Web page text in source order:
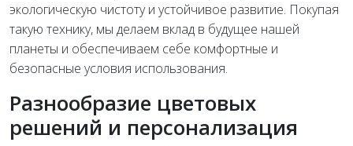
экологическую чистоту и устойчивое развитие. Покупая
такую технику, мы делаем вклад в будущее нашей
планеты и обеспечиваем себе комфортные и
безопасные условия использования.
Разнообразие цветовых
решений и персонализация